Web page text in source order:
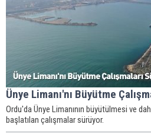
Ünye Limanı'nı Büyütme
Ordu'da Ünye Limanının büyütülmesi ve
başlatılan çalışmalar sürüyor.